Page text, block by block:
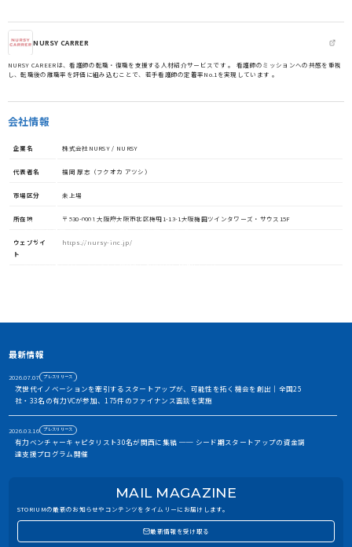
NURSY CARRER
NURSY CAREERは、看護師の転職・復職を支援する人材紹介サービスです 。 看護師のミッションへの共感を重視
し、転職後の離職率を評価に組み込むことで、若手看護師の定着率No.1を実現しています 。
会社情報
企業名 株式会社NURSY / NURSY
代表者名 福岡 厚志（フクオカ アツシ）
市場区分 未上場
所在地 〒530-0001 大阪府大阪市北区梅田1-13-1大阪梅田ツインタワーズ・サウス15F
ウェブサイ
ト
https://nursy-inc.jp/
資金調達や協業・共創を加速させる
イノベーション・プラットフォーム
最新情報
2026.07.07 プレスリリース
次世代イノベーションを牽引するスタートアップが、可能性を拓く機会を創出｜全国25
社・33名の有力VCが参加、175件のファイナンス面談を実施
2026.03.16 プレスリリース
有力ベンチャーキャピタリスト30名が関西に集結 ── シード期スタートアップの資金調
達支援プログラム開催
2026年 年頭ご挨拶｜5周年を迎えたSTORIUMの挑戦について
2026.01.06
STORIUM、企業間の「出会いのプロセス」を再定義。ステークホルダー連携を進化させ
MAIL MAGAZINE
STORIUMの最新のお知らせやコンテンツをタイムリーにお届けします。
最新情報を受け取る